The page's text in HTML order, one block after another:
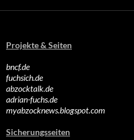
Projekte & Seiten
bncf.de
fuchsich.de
abzocktalk.de
adrian-fuchs.de
myabzocknews.blogspot.com
Sicherungsseiten